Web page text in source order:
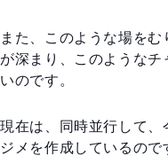
また、このような場を
が深まり、このような
いのです。
現在は、同時並行して
ジメを作成しているの